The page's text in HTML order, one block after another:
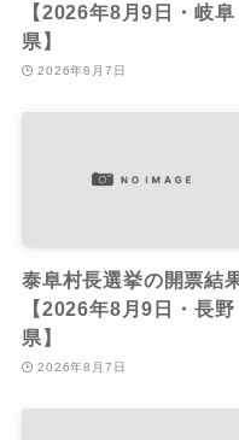
【2026年8月9日・岐阜
県】
2026年8月7日
泰阜村長選挙の開票結
【2026年8月9日・長野
県】
2026年8月7日